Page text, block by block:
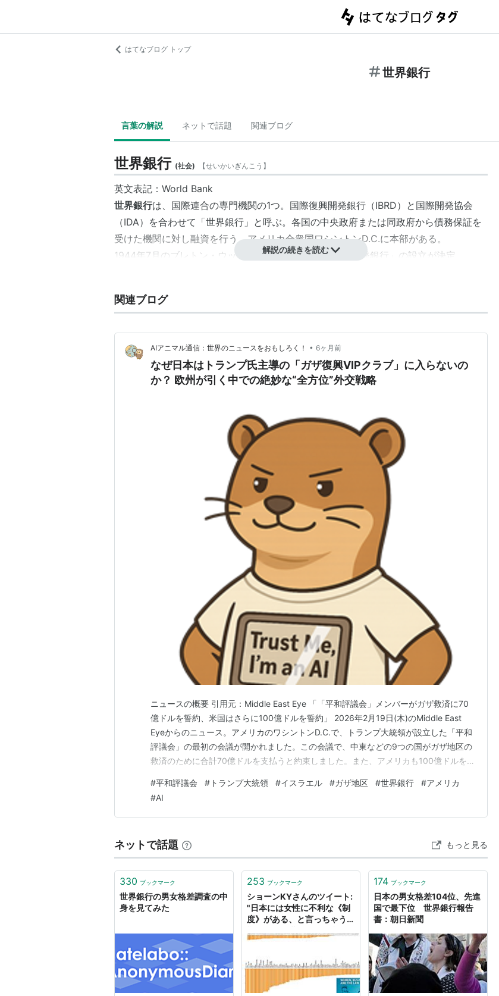
はてなブログ トップ
世界銀行
言葉の解説 ネットで話題 関連ブログ
世界銀行 (社会) 【せいかいぎんこう 】
英文表記： World Bank
世界銀行は、 国際連合の専門機関の1つ。 国際復興開発銀行 （IBRD）と 国際開発協会
（IDA）を合わせて「世界銀行 」と呼ぶ。各国の中央政府または同政府から債務保証を
受けた機関に対し融資を行う。アメリカ合衆国ワシントンD.C.に本部がある。
1944年7月の ブレトン・ウッズ協定によって「国際復興開発銀行 」の設立が決定。
ンター（ICSID
世界銀行グループ
国際復興開発銀行
国際開発協会（IDA）
国際投資紛争解決センター（ICSID）
解説の続きを読む
関連ブログ
AIアニマル通信：世界のニュースをおもしろく！ • 6ヶ月前
なぜ日本はトランプ氏主導の「ガザ復興VIPクラブ」に入らないの
か？ 欧州が引く中での絶妙な“全方位”外交戦略
ニュースの概要 引用元：Middle East Eye 「「平和評議会」メンバーがガザ救済に70
億ドルを誓約、米国はさらに100億ドルを誓約」 2026年2月19日(木)のMiddle East
Eyeからのニュース。アメリカのワシントンD.C.で、トランプ大統領が設立した「平和
評議会」の最初の会議が開かれました。この会議で、中東などの9つの国がガザ地区の
救済のために合計70億ドルを支払うと約束しました。また、アメリカも100億ドルを出
ます。世界銀行がこれらの資金の管理を担当します。一方で、ヨーロッパの多くの国は
この…
#平和評議会 # トランプ大統領 #イスラエル #ガザ地区 #世界銀行 #アメリカ
#AI
ネットで話題 もっと見る
330 ブックマーク
世界銀行の男女格差調査の中
身を見てみた
253 ブックマーク
ショーンKYさんのツイート:
"日本には女性に不利な《制
度》がある、と言っちゃうと
る"WOMEN, BUSINESS
ほぼ完全に男女差がない国の
174 ブックマーク
日本の男女格差104位、先進
国で最下位 世界銀行報告
書：朝日新聞